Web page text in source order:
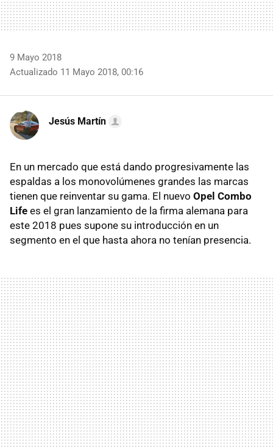
9 Mayo 2018
Actualizado 11 Mayo 2018, 00:16
Jesús Martín
En un mercado que está dando progresivamente las
espaldas a los monovolúmenes grandes las marcas
tienen que reinventar su gama. El nuevo Opel Combo
Life es el gran lanzamiento de la firma alemana para
este 2018 pues supone su introducción en un
segmento en el que hasta ahora no tenían presencia.